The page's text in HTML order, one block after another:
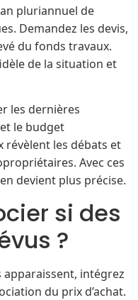
pluriannuel de
Demandez les devis,
du fonds travaux.
de la situation et
les dernières
le budget
révèlent les débats et
Avec ces
devient plus précise.
si des
?
intégrez
du prix d’achat.